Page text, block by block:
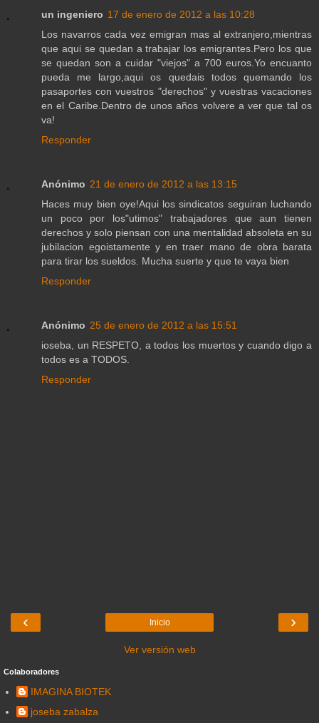
un ingeniero 17 de enero de 2012 a las 10:28
Los navarros cada vez emigran mas al extranjero,mientras
que aqui se quedan a trabajar los emigrantes.Pero los que
se quedan son a cuidar "viejos" a 700 euros.Yo encuanto
pueda me largo,aqui os quedais todos quemando los
pasaportes con vuestros "derechos" y vuestras vacaciones
en el Caribe.Dentro de unos años volvere a ver que tal os
va!
Responder
Anónimo 21 de enero de 2012 a las 13:15
Haces muy bien oye!Aqui los sindicatos seguiran luchando
un poco por los"utimos" trabajadores que aun tienen
derechos y solo piensan con una mentalidad absoleta en su
jubilacion egoistamente y en traer mano de obra barata
para tirar los sueldos. Mucha suerte y que te vaya bien
Responder
Anónimo 25 de enero de 2012 a las 15:51
ioseba, un RESPETO, a todos los muertos y cuando digo a
todos es a TODOS.
Responder
‹ ›
Inicio
Ver versión web
Colaboradores
IMAGINA BIOTEK
joseba zabalza